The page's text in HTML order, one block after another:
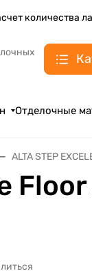
количества
Отделочные
ALTA STEP